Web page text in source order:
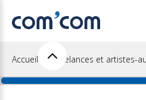
Accueil Freelances et artistes-